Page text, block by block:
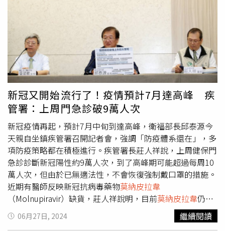
預防重症效果較倍拉維差，目前被列為「有
條件下使用」，全球僅日本給予藥證，在台灣仍屬緊急使用
授權（EUA），今年底就會屆效。待EUA失效或庫存用完
後，莫納皮拉韋
將逐漸過渡到其他用藥，例如美國FDA和我
國食藥署正在審查倍拉維用於重度腎功能不全及透析患者。
莊人祥表示，這是Omicron第6波疫情，已經超過今年初的
第5波高峰，目前還在上升，但預估不會超過去年的第4波疫
情。國內上周新冠併發症個案共817例、健保門急診新冠陽
性約9萬人次，預估會在7月中旬達到疫情高峰，屆時每周併
發症個案超過千例，包含輕症在內，可能超過10萬人次就
醫。台大醫院小兒感染科醫師李秉穎預估，這一波疫情應和
今年1、2月的疫情差不多，不可能回到過去的大規模流行，
而是像季節性流感一樣，「以前是大海嘯，現在是小波」。
至於口罩令是否可能重啟？莊人祥說，新冠肺炎已經不是第
五類法定傳染病，過去強制戴口罩措施已無法源，因此不會
恢復相關規定，但仍建議前往人潮擁擠處戴口罩，各醫院也
可以自行規定是否要求民眾戴口罩。中國醫藥大學附設醫院
新冠又開始流行了！疫情預計7月達高峰 疾
管署：上周門急診破9萬人次
新冠疫情再起，預計7月中旬到達高峰，衛福部長邱泰源今
天親自坐鎮疾管署召開記者會，強調「防疫體系還在」，多
項防疫策略都在積極進行。疾管署長莊人祥說，上周健保門
急診診斷新冠陽性約9萬人次，到了高峰期可能超過每周10
萬人次，但由於已無適法性，不會恢復強制戴口罩的措施。
近期有醫師反映新冠抗病毒藥物莫納皮拉韋
（Molnupiravir）缺貨，莊人祥說明，目前莫納皮拉韋仍有
8000多人份，雖然今年3月衛福部傳染病諮詢委員會已決議
原則上不再採購，但因應使用需求和疫情上升，已完成2萬
06月27日, 2024 繼續閱讀